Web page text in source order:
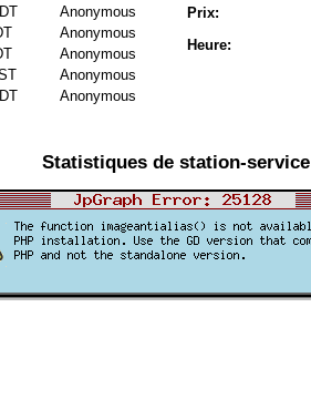
Anonymous
Anonymous
Anonymous
Anonymous
Anonymous
Prix:
Heure:
Statistiques de station-service